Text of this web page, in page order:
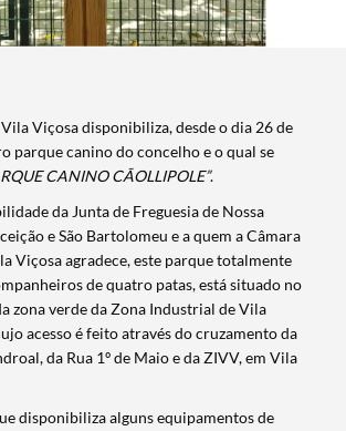
Viçosa disponibiliza, desde o dia 26 de
parque canino do concelho e o qual se
CANINO CÃOLLIPOLE”.
da Junta de Freguesia de Nossa
e São Bartolomeu e a quem a Câmara
Viçosa agradece, este parque totalmente
de quatro patas, está situado no
zona verde da Zona Industrial de Vila
acesso é feito através do cruzamento da
da Rua 1º de Maio e da ZIVV, em Vila
disponibiliza alguns equipamentos de